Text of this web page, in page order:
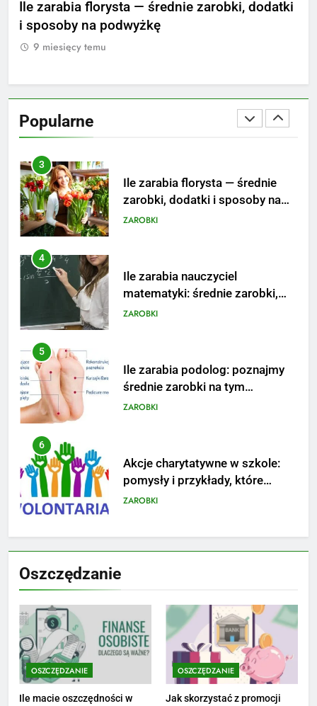
Ile zarabia florysta — średnie zarobki, dodatki
i sposoby na podwyżkę
9 miesięcy temu
Popularne
aktualne stawki męskiego
striptizera
ZAROBKI
poznaj średnie zarobki na tym
3
Ile zarabia florysta — średnie
zarobki, dodatki i sposoby na
podwyżkę
ZAROBKI
4
Ile zarabia nauczyciel
matematyki: średnie zarobki,
dodatki i perspektywy
ZAROBKI
5
Ile zarabia podolog: poznajmy
średnie zarobki na tym
stanowisku
ZAROBKI
6
Akcje charytatywne w szkole:
pomysły i przykłady, które
zainspirują
ZAROBKI
7
budżet
8
Netflix tagger — czym jest,
opinie i zarobki
PRACA
Oszczędzanie
OSZCZĘDZANIE
Ile macie oszczędności w
OSZCZĘDZANIE
Jak skorzystać z promocji